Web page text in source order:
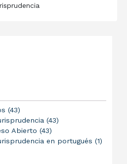
(43)
(43)
Abierto (43)
en portugués (1)